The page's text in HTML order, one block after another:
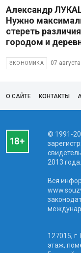
Александр
Нужно
стереть
городом и
ЭКОНОМИКА 07
О САЙТЕ КОНТАКТЫ
© 1991-
2013 года.
Вся
127015,
этаж,